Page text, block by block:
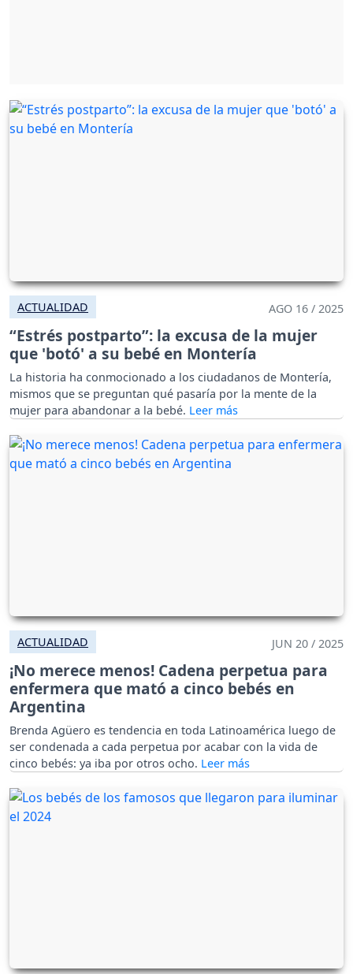
ACTUALIDAD AGO 16 / 2025
“Estrés postparto”: la excusa de la mujer
que 'botó' a su bebé en Montería
La historia ha conmocionado a los ciudadanos de Montería,
mismos que se preguntan qué pasaría por la mente de la
mujer para abandonar a la bebé.
ACTUALIDAD JUN 20 / 2025
¡No merece menos! Cadena perpetua para
enfermera que mató a cinco bebés en
Argentina
Brenda Agüero es tendencia en toda Latinoamérica luego de
ser condenada a cada perpetua por acabar con la vida de
cinco bebés: ya iba por otros ocho.